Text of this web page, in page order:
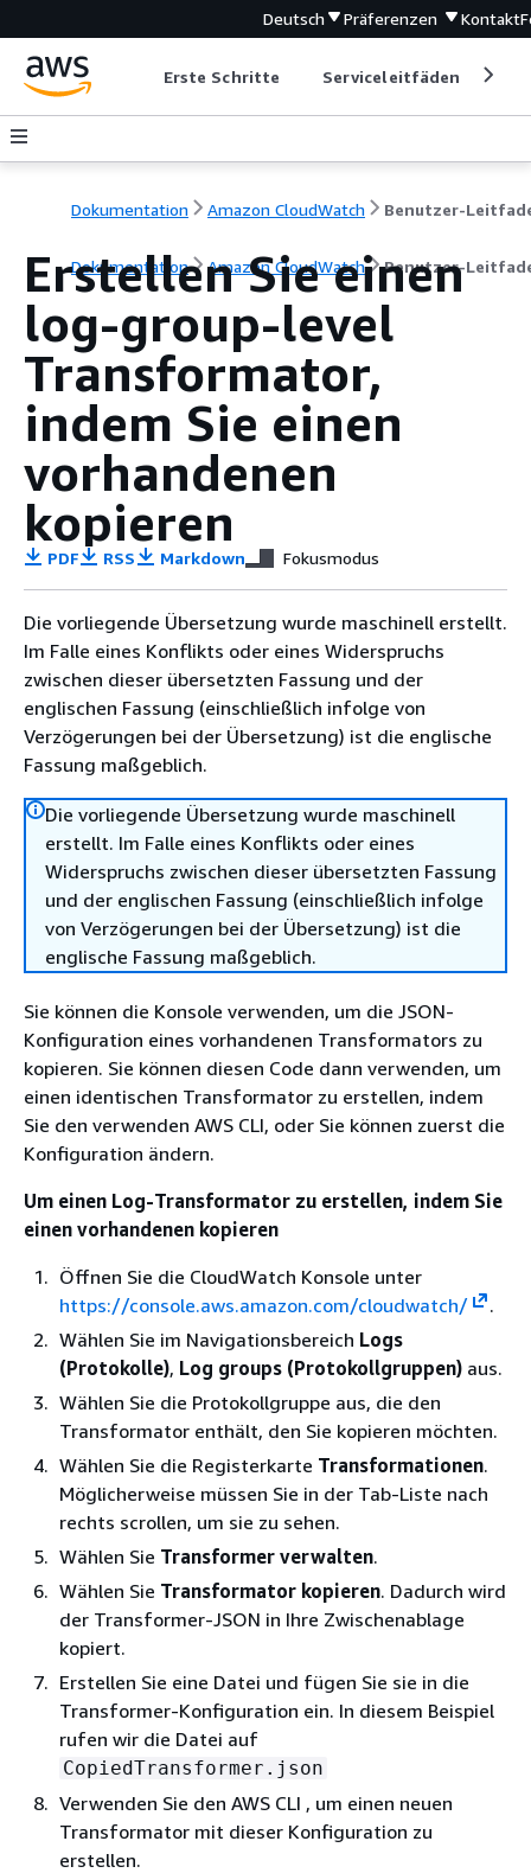
Deutsch Präferenzen Kontakt
Erste Schritte Serviceleitfäden
Dokumentation Amazon CloudWatch Benutzer-
Dokumentation Amazon CloudWatch Benutzer-
Erstellen Sie einen
log-group-level
Transformator,
indem Sie einen
vorhandenen
kopieren
PDF RSS Markdown Fokusmodus
Die vorliegende Übersetzung wurde maschinell erstellt.
Im Falle eines Konflikts oder eines Widerspruchs
zwischen dieser übersetzten Fassung und der
englischen Fassung (einschließlich infolge von
Verzögerungen bei der Übersetzung) ist die englische
Fassung maßgeblich.
Die vorliegende Übersetzung wurde maschinell
erstellt. Im Falle eines Konflikts oder eines
Widerspruchs zwischen dieser übersetzten Fassung
und der englischen Fassung (einschließlich infolge
von Verzögerungen bei der Übersetzung) ist die
englische Fassung maßgeblich.
Sie können die Konsole verwenden, um die JSON-
Konfiguration eines vorhandenen Transformators zu
kopieren. Sie können diesen Code dann verwenden, um
einen identischen Transformator zu erstellen, indem
Sie den verwenden AWS CLI, oder Sie können zuerst die
Konfiguration ändern.
Um einen Log-Transformator zu erstellen, indem Sie
einen vorhandenen kopieren
Öffnen Sie die CloudWatch Konsole unter
https://console.aws.amazon.com/cloudwatch/
.
Wählen Sie im Navigationsbereich Logs
(Protokolle), Log groups (Protokollgruppen) aus.
Wählen Sie die Protokollgruppe aus, die den
Transformator enthält, den Sie kopieren möchten.
Wählen Sie die Registerkarte Transformationen.
Möglicherweise müssen Sie in der Tab-Liste nach
rechts scrollen, um sie zu sehen.
Wählen Sie Transformer verwalten.
Wählen Sie Transformator kopieren. Dadurch wird
der Transformer-JSON in Ihre Zwischenablage
kopiert.
Erstellen Sie eine Datei und fügen Sie sie in die
Transformer-Konfiguration ein. In diesem Beispiel
rufen wir die Datei auf
CopiedTransformer.json
Verwenden Sie den AWS CLI , um einen neuen
Transformator mit dieser Konfiguration zu
erstellen.